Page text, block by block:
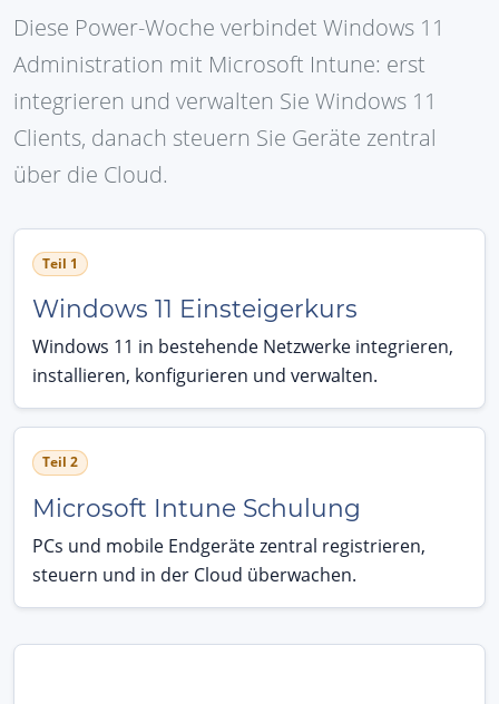
Diese Power-Woche verbindet Windows 11
Administration mit Microsoft Intune: erst
integrieren und verwalten Sie Windows 11
Clients, danach steuern Sie Geräte zentral
über die Cloud.
Teil 1
Windows 11 Einsteigerkurs
Windows 11 in bestehende Netzwerke integrieren,
installieren, konfigurieren und verwalten.
Teil 2
Microsoft Intune Schulung
PCs und mobile Endgeräte zentral registrieren,
steuern und in der Cloud überwachen.